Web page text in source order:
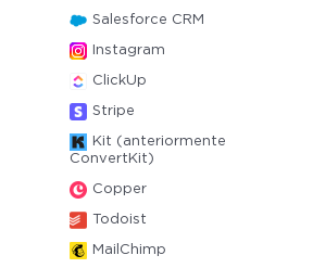
Salesforce CRM
Instagram
ClickUp
Stripe
Kit (anteriormente
ConvertKit)
Copper
Todoist
MailChimp